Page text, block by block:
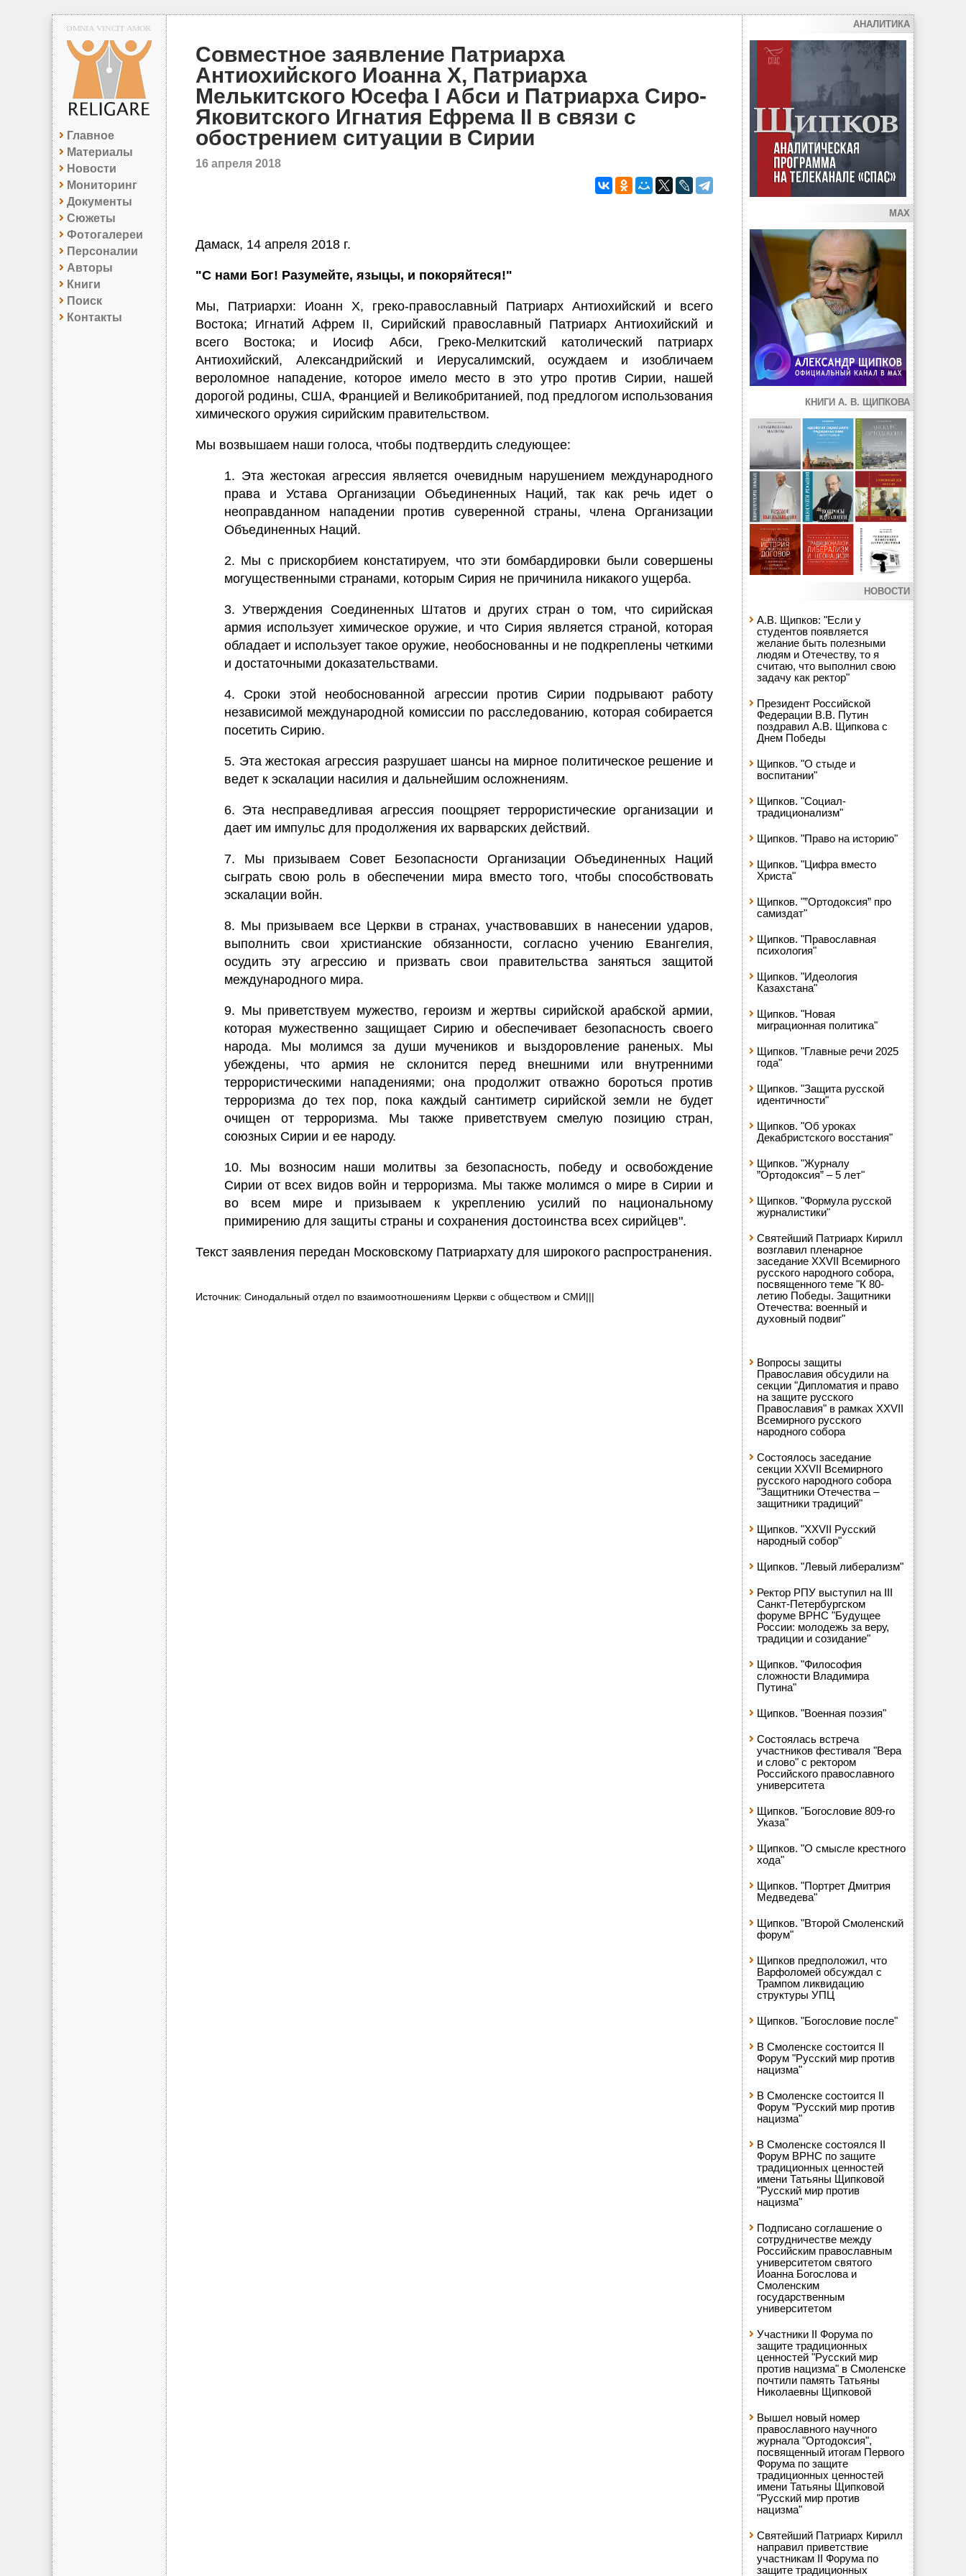
Главное
Материалы
Новости
Мониторинг
Документы
Сюжеты
Фотогалереи
Персоналии
Авторы
Книги
Поиск
Контакты
Совместное заявление Патриарха
Антиохийского Иоанна X, Патриарха
Мелькитского Юсефа I Абси и Патриарха Сиро-
Яковитского Игнатия Ефрема II в связи с
обострением ситуации в Сирии
16 апреля 2018
Дамаск, 14 апреля 2018 г.
"С нами Бог! Разумейте, языцы, и покоряйтеся!"
Мы, Патриархи: Иоанн X, греко-православный Патриарх Антиохийский и всего
Востока; Игнатий Афрем II, Сирийский православный Патриарх Антиохийский и
всего Востока; и Иосиф Абси, Греко-Мелкитский католический патриарх
Антиохийский, Александрийский и Иерусалимский, осуждаем и изобличаем
вероломное нападение, которое имело место в это утро против Сирии, нашей
дорогой родины, США, Францией и Великобританией, под предлогом использования
химического оружия сирийским правительством.
Мы возвышаем наши голоса, чтобы подтвердить следующее:
1. Эта жестокая агрессия является очевидным нарушением международного
права и Устава Организации Объединенных Наций, так как речь идет о
неоправданном нападении против суверенной страны, члена Организации
Объединенных Наций.
2. Мы с прискорбием констатируем, что эти бомбардировки были совершены
могущественными странами, которым Сирия не причинила никакого ущерба.
3. Утверждения Соединенных Штатов и других стран о том, что сирийская
армия использует химическое оружие, и что Сирия является страной, которая
обладает и использует такое оружие, необоснованны и не подкреплены четкими
и достаточными доказательствами.
4. Сроки этой необоснованной агрессии против Сирии подрывают работу
независимой международной комиссии по расследованию, которая собирается
посетить Сирию.
5. Эта жестокая агрессия разрушает шансы на мирное политическое решение и
ведет к эскалации насилия и дальнейшим осложнениям.
6. Эта несправедливая агрессия поощряет террористические организации и
дает им импульс для продолжения их варварских действий.
7. Мы призываем Совет Безопасности Организации Объединенных Наций
сыграть свою роль в обеспечении мира вместо того, чтобы способствовать
эскалации войн.
8. Мы призываем все Церкви в странах, участвовавших в нанесении ударов,
выполнить свои христианские обязанности, согласно учению Евангелия,
осудить эту агрессию и призвать свои правительства заняться защитой
международного мира.
9. Мы приветствуем мужество, героизм и жертвы сирийской арабской армии,
которая мужественно защищает Сирию и обеспечивает безопасность своего
народа. Мы молимся за души мучеников и выздоровление раненых. Мы
убеждены, что армия не склонится перед внешними или внутренними
террористическими нападениями; она продолжит отважно бороться против
терроризма до тех пор, пока каждый сантиметр сирийской земли не будет
очищен от терроризма. Мы также приветствуем смелую позицию стран,
союзных Сирии и ее народу.
10. Мы возносим наши молитвы за безопасность, победу и освобождение
Сирии от всех видов войн и терроризма. Мы также молимся о мире в Сирии и
во всем мире и призываем к укреплению усилий по национальному
примирению для защиты страны и сохранения достоинства всех сирийцев".
Текст заявления передан Московскому Патриархату для широкого распространения.
Источник: Синодальный отдел по взаимоотношениям Церкви с обществом и СМИ|||
АНАЛИТИКА
MAX
КНИГИ А. В. ЩИПКОВА
НОВОСТИ
А.В. Щипков: "Если у
студентов появляется
желание быть полезными
людям и Отечеству, то я
считаю, что выполнил свою
задачу как ректор"
Президент Российской
Федерации В.В. Путин
поздравил А.В. Щипкова с
Днем Победы
Щипков. "О стыде и
воспитании"
Щипков. "Социал-
традиционализм"
Щипков. "Право на историю"
Щипков. "Цифра вместо
Христа"
Щипков. "”Ортодоксия” про
самиздат"
Щипков. "Православная
психология"
Щипков. "Идеология
Казахстана"
Щипков. "Новая
миграционная политика"
Щипков. "Главные речи 2025
года"
Щипков. "Защита русской
идентичности"
Щипков. "Об уроках
Декабристского восстания"
Щипков. "Журналу
”Ортодоксия” – 5 лет"
Щипков. "Формула русской
журналистики"
Святейший Патриарх Кирилл
возглавил пленарное
заседание XXVII Всемирного
русского народного собора,
посвященного теме "К 80-
летию Победы. Защитники
Отечества: военный и
духовный подвиг"
Вопросы защиты
Православия обсудили на
секции "Дипломатия и право
на защите русского
Православия" в рамках XXVII
Всемирного русского
народного собора
Состоялось заседание
секции XXVII Всемирного
русского народного собора
"Защитники Отечества –
защитники традиций"
Щипков. "XXVII Русский
народный собор"
Щипков. "Левый либерализм"
Ректор РПУ выступил на III
Санкт-Петербургском
форуме ВРНС "Будущее
России: молодежь за веру,
традиции и созидание"
Щипков. "Философия
сложности Владимира
Путина"
Щипков. "Военная поэзия"
Состоялась встреча
участников фестиваля "Вера
и слово" с ректором
Российского православного
университета
Щипков. "Богословие 809-го
Указа"
Щипков. "О смысле крестного
хода"
Щипков. "Портрет Дмитрия
Медведева"
Щипков. "Второй Смоленский
форум"
Щипков предположил, что
Варфоломей обсуждал с
Трампом ликвидацию
структуры УПЦ
Щипков. "Богословие после"
В Смоленске состоится II
Форум "Русский мир против
нацизма"
В Смоленске состоится II
Форум "Русский мир против
нацизма"
В Смоленске состоялся II
Форум ВРНС по защите
традиционных ценностей
имени Татьяны Щипковой
"Русский мир против
нацизма"
Подписано соглашение о
сотрудничестве между
Российским православным
университетом святого
Иоанна Богослова и
Смоленским
государственным
университетом
Участники II Форума по
защите традиционных
ценностей "Русский мир
против нацизма" в Смоленске
почтили память Татьяны
Николаевны Щипковой
Вышел новый номер
православного научного
журнала "Ортодоксия",
посвященный итогам Первого
Форума по защите
традиционных ценностей
имени Татьяны Щипковой
"Русский мир против
нацизма"
Святейший Патриарх Кирилл
направил приветствие
участникам II Форума по
защите традиционных